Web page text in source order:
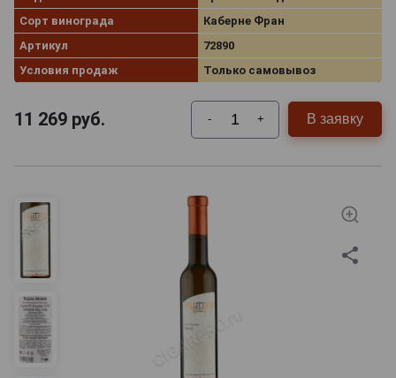
Сорт винограда
Каберне Фран
Артикул
72890
Условия продаж
Только самовывоз
11 269 руб. - + В заявку